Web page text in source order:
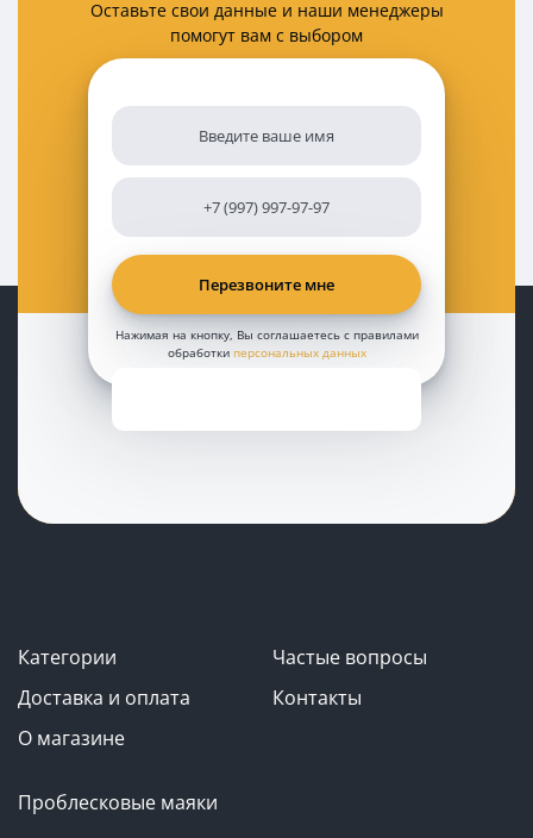
Оставьте свои данные и наши менеджеры
помогут вам с выбором
Нажимая на кнопку, Вы соглашаетесь с правилами
обработки персональных данных
Категории
Частые вопросы
Доставка и оплата
Контакты
О магазине
Проблесковые маяки